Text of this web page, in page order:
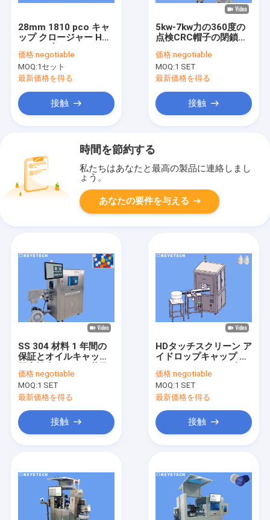
28mm 1810 pco キャ
ップ クロージャー HD
ン付き外観検査システ
ム
価格:negotiable
MOQ:1セット
最新価格を得る
接触
5kw-7kw力の360度の
点検CRC帽子の閉鎖ソ
価格:negotiable
MOQ:1 SET
最新価格を得る
接触
時間を節約する
私たちはあなたと最高の製品に連絡しまし
ょう。
あなたの要件を与える
SS 304 材料 1 年間の
保証とオイルキャップ
査システム
価格:negotiable
MOQ:1 SET
最新価格を得る
接触
HDタッチスクリーン ア
イドロップキャップ グ
検査の検査用
価格:negotiable
MOQ:1 SET
最新価格を得る
接触